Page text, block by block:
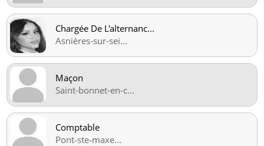
Chargée De L'alternanc...
Asnières-sur-sei...
Maçon
Saint-bonnet-en-c...
Comptable
Pont‑ste‑maxe...